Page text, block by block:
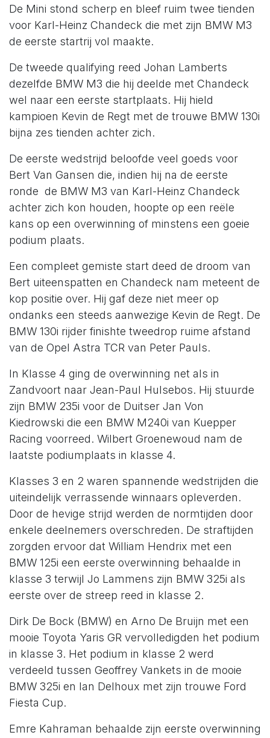
De Mini stond scherp en bleef ruim twee tienden
voor Karl-Heinz Chandeck die met zijn BMW M3
de eerste startrij vol maakte.
De tweede qualifying reed Johan Lamberts
dezelfde BMW M3 die hij deelde met Chandeck
wel naar een eerste startplaats. Hij hield
kampioen Kevin de Regt met de trouwe BMW 130i
bijna zes tienden achter zich.
De eerste wedstrijd beloofde veel goeds voor
Bert Van Gansen die, indien hij na de eerste
ronde de BMW M3 van Karl-Heinz Chandeck
achter zich kon houden, hoopte op een reële
kans op een overwinning of minstens een goeie
podium plaats.
Een compleet gemiste start deed de droom van
Bert uiteenspatten en Chandeck nam meteent de
kop positie over. Hij gaf deze niet meer op
ondanks een steeds aanwezige Kevin de Regt. De
BMW 130i rijder finishte tweedrop ruime afstand
van de Opel Astra TCR van Peter Pauls.
In Klasse 4 ging de overwinning net als in
Zandvoort naar Jean-Paul Hulsebos. Hij stuurde
zijn BMW 235i voor de Duitser Jan Von
Kiedrowski die een BMW M240i van Kuepper
Racing voorreed. Wilbert Groenewoud nam de
laatste podiumplaats in klasse 4.
Klasses 3 en 2 waren spannende wedstrijden die
uiteindelijk verrassende winnaars opleverden.
Door de hevige strijd werden de normtijden door
enkele deelnemers overschreden. De straftijden
zorgden ervoor dat William Hendrix met een
BMW 125i een eerste overwinning behaalde in
klasse 3 terwijl Jo Lammens zijn BMW 325i als
eerste over de streep reed in klasse 2.
Dirk De Bock (BMW) en Arno De Bruijn met een
mooie Toyota Yaris GR vervolledigden het podium
in klasse 3. Het podium in klasse 2 werd
verdeeld tussen Geoffrey Vankets in de mooie
BMW 325i en Ian Delhoux met zijn trouwe Ford
Fiesta Cup.
Emre Kahraman behaalde zijn eerste overwinning